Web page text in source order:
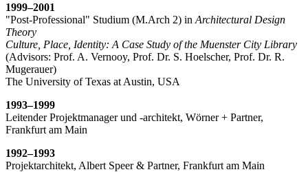
1999–2001
"Post-Professional" Studium (M.Arch 2) in Architectural Design
Theory
Culture, Place, Identity: A Case Study of the Muenster City Library
(Advisors: Prof. A. Vernooy, Prof. Dr. S. Hoelscher, Prof. Dr. R.
Mugerauer)
The University of Texas at Austin, USA
1993–1999
Leitender Projektmanager und -architekt, Wörner + Partner,
Frankfurt am Main
1992–1993
Projektarchitekt, Albert Speer & Partner, Frankfurt am Main